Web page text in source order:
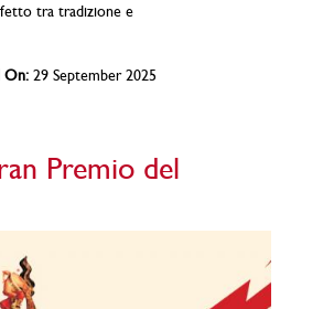
tra tradizione e
On:29 September 2025
Premio del